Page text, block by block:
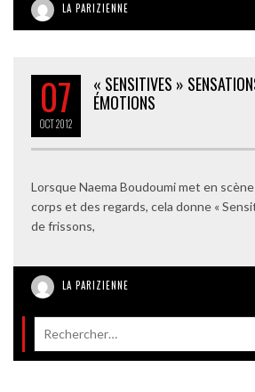
LA PARIZIENNE
07
OCT2012
« SENSITIVES »
ÉMOTIONS
Lorsque Naema Boudoumi met en
corps et des regards, cela donne «
de frissons,
LA PARIZIENNE